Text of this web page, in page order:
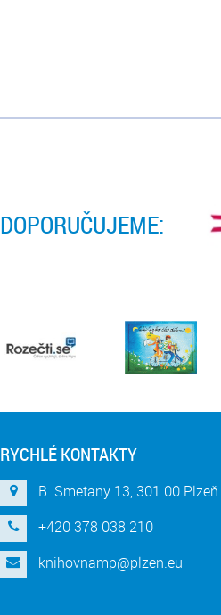
DOPORUČUJEME:
RYCHLÉ KONTAKTY
B. Smetany 13, 301 00 Plzeň
+420 378 038 210
knihovnamp@plzen.eu